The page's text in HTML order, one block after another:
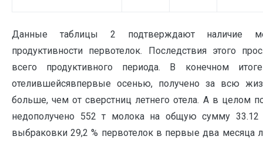
Данные таблицы 2 подтверждают наличие
продуктивности первотелок. Последствия этого
всего продуктивного периода. В конечном
отелившейсявпервые осенью, получено за всю
больше, чем от сверстниц летнего отела. А в целом
недополучено 552 т молока на общую сумму
выбраковки 29,2 % первотелок в первые два месяца